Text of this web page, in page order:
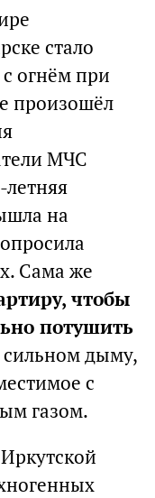
стало
огнём при
произошёл
МЧС
летняя
на
Сама же
чтобы
потушить
сильном дыму,
с
газом.